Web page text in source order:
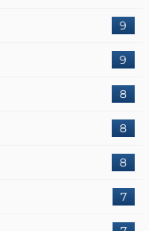
9
9
8
8
8
7